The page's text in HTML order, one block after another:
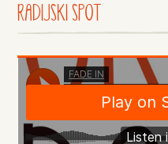
RADIJSKI SPOT